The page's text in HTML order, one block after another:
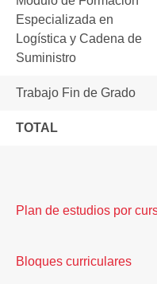
Especializada en
Logística y Cadena de
Suministro
Trabajo Fin de Grado
TOTAL
Plan de estudios por
Bloques curriculares